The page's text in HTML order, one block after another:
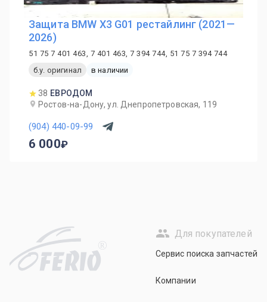
Защита BMW X3 G01 рестайлинг (2021—
2026)
51 75 7 401 463, 7 401 463, 7 394 744, 51 75 7 394 744
б.у. оригинал
в наличии
38 ЕВРОДОМ
Ростов-на-Дону, ул. Днепропетровская, 119
(904) 440-09-99
6 000
R
Для покупателей
Сервис поиска запчастей
Компании